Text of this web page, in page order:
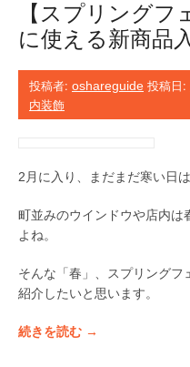
【スプリング
に使える新商品
投稿者: oshareguide 投稿日:
内装飾
2月に入り、まだまだ寒い日
町並みのウインドウや店内は
よね。
そんな「春」、スプリング
紹介したいと思います。
続きを読む “→